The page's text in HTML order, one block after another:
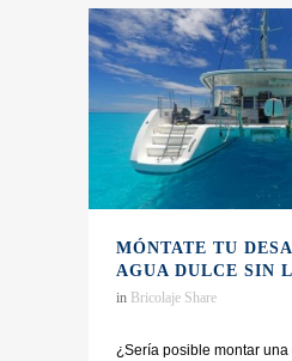
MÓNTATE TU
AGUA DULCE SIN
in Bricolaje Share
¿Sería posible montar